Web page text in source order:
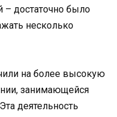
достаточно было
несколько
на более высокую
занимающейся
деятельность